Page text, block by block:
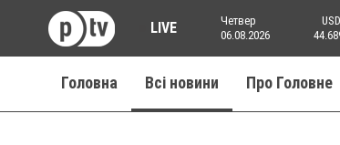
LIVE
Четвер
06.08.2026
USD
Головна Всі новини Про Головне